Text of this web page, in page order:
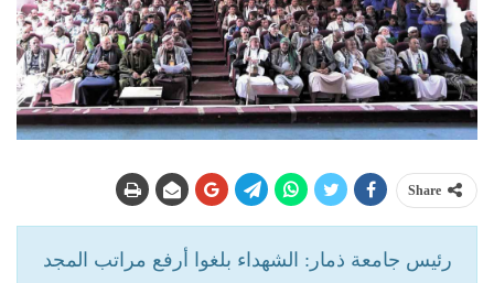
Share
رئيس جامعة ذمار: الشهداء بلغوا أرفع مراتب المجد